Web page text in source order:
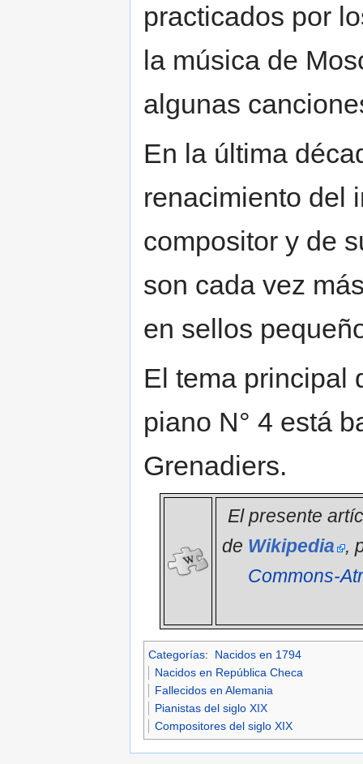
practicados por
la música de
algunas
En la última
renacimiento del
compositor y de
son cada vez
en sellos
El tema principal
piano N° 4 está
Grenadiers.
El presente
de Wikipedia ,
Commons-
Categorías:
Nacidos en 1794
Nacidos en República Checa
Fallecidos en Alemania
Pianistas del siglo XIX
Compositores del siglo XIX